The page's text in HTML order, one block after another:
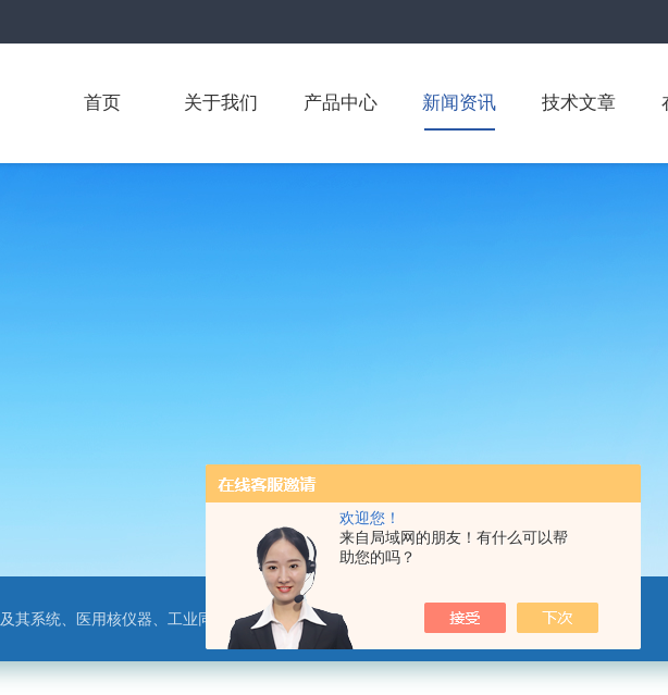
欢迎您！
来自局域网的朋友！有什么可以帮
助您的吗？
首页 关于我们 产品中心 新闻资讯 技术文章
其系统、医用核仪器、工业同位素应用仪器